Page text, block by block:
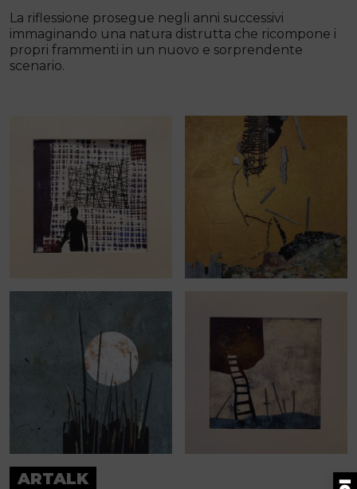
La riflessione prosegue negli anni successivi
immaginando una natura distrutta che ricompone i
propri frammenti in un nuovo e sorprendente
scenario.
ARTALK